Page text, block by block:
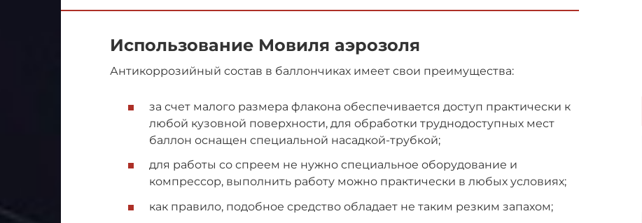
Использование Мовиля аэрозоля
Антикоррозийный состав в баллончиках имеет свои преимущества:
за счет малого размера флакона обеспечивается доступ практически к
любой кузовной поверхности, для обработки труднодоступных мест
баллон оснащен специальной насадкой-трубкой;
для работы со спреем не нужно специальное оборудование и
компрессор, выполнить работу можно практически в любых условиях;
как правило, подобное средство обладает не таким резким запахом;